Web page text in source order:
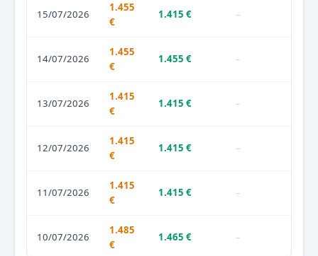
15/07/2026
1.455
€
1.415 € –
14/07/2026
1.455
€
1.455 € –
13/07/2026
1.415
€
1.415 € –
12/07/2026
1.415
€
1.415 € –
11/07/2026
1.415
€
1.415 € –
10/07/2026
1.485
€
1.465 € –